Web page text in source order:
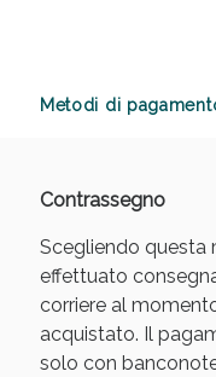
Metodi di
Contrassegno
Scegliendo questa
effettuato
corriere al
acquistato. Il
solo con